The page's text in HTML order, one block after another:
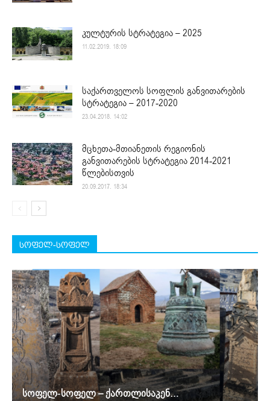
კულტურის სტრატეგია – 2025
11.02.2019. 18:09
საქართველოს სოფლის განვითარების
სტრატეგია – 2017-2020
23.04.2018. 14:02
მცხეთა-მთიანეთის რეგიონის
განვითარების სტრატეგია 2014-2021
წლებისთვის
20.09.2017. 18:34
სოფელ-სოფელ
სოფელ-სოფელ – ქართლისაკენ…